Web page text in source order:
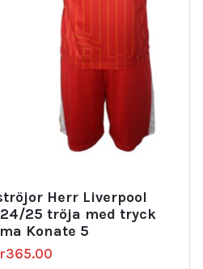
Herr Liverpool
25 tröja med tryck
Konate 5
365.00